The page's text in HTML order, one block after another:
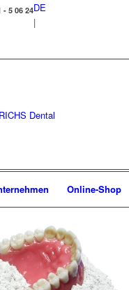
- 5 06 24DE
|
Online-Shop